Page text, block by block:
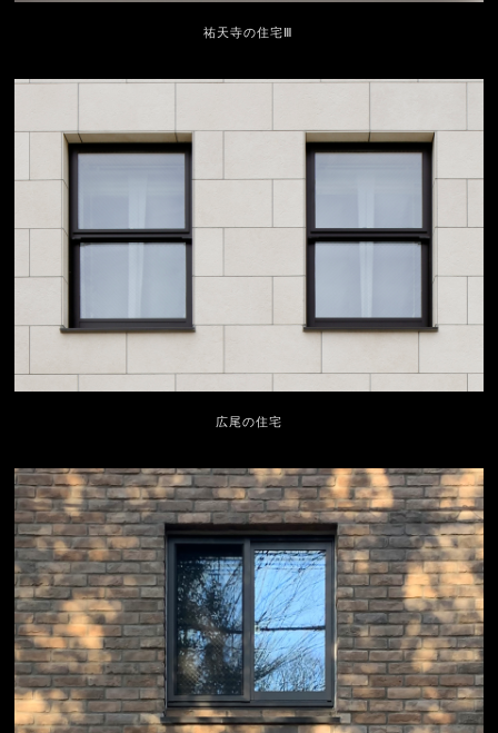
祐天寺の住宅Ⅲ
広尾の住宅